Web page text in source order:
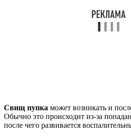
Свищ пупка может возникать и
Обычно это происходит из-за
после чего развивается